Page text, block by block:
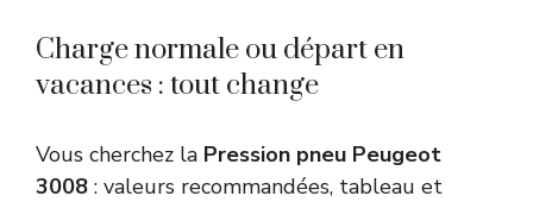
Charge normale ou départ en
vacances : tout change
Vous cherchez la Pression pneu Peugeot
3008 : valeurs recommandées, tableau et